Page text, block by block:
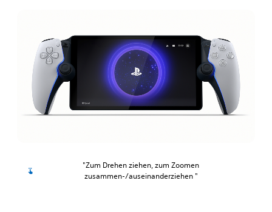
"Zum Drehen ziehen, zum Zoomen
zusammen-/auseinanderziehen "